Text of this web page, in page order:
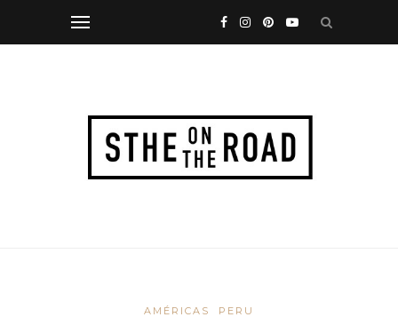
AMÉRICAS PERU